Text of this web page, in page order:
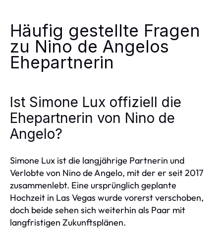
Häufig gestellte Fragen
zu Nino de Angelos
Ehepartnerin
Ist Simone Lux offiziell die
Ehepartnerin von Nino de
Angelo?
Simone Lux ist die langjährige Partnerin und
Verlobte von Nino de Angelo, mit der er seit 2017
zusammenlebt. Eine ursprünglich geplante
Hochzeit in Las Vegas wurde vorerst verschoben,
doch beide sehen sich weiterhin als Paar mit
langfristigen Zukunftsplänen.